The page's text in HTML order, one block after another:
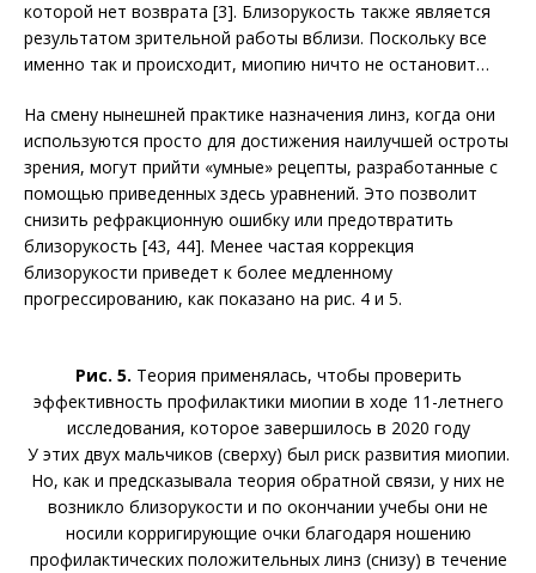
которой нет возврата [3]. Близорукость также является
результатом зрительной работы вблизи. Поскольку все
именно так и происходит, мио­пию ничто не остановит…
На смену нынешней практике назначения линз, когда они
используются просто для достижения наилучшей остроты
зрения, могут прийти «умные» рецепты, разработанные с
помощью приведенных здесь уравнений. Это позволит
снизить рефракционную ошибку или предотвратить
близорукость [43, 44]. Менее частая коррекция
близорукости приведет к более медленному
прогрессированию, как показано на рис. 4 и 5.
Рис. 5. Теория применялась, чтобы проверить
эффективность профилактики миопии в ходе 11-летнего
исследования, которое завершилось в 2020 году
У этих двух мальчиков (сверху) был риск развития миопии.
Но, как и предсказывала теория обратной связи, у них не
возникло близорукости и по окончании учебы они не
носили корригирующие очки благодаря ношению
профилактических положительных линз (снизу) в течение